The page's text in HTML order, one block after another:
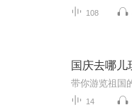
108
国庆去哪儿
带你游览祖国
14